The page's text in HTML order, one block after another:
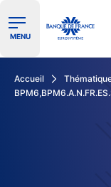
Ouvrir le menu
MENU
Accueil